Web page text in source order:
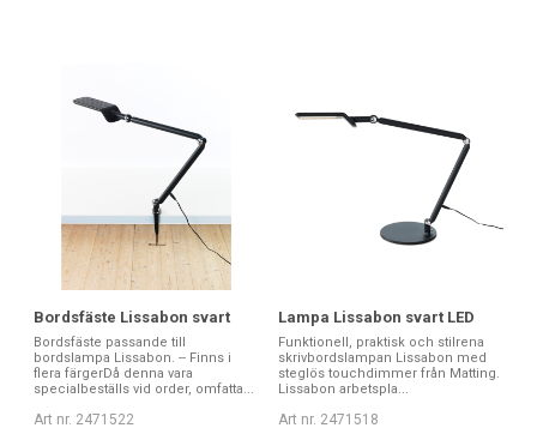
Bordsfäste Lissabon svart
Bordsfäste passande till
bordslampa Lissabon. -- Finns i
flera färgerDå denna vara
specialbeställs vid order, omfatta...
Art nr. 2471522
Lampa Lissabon svart LED
Funktionell, praktisk och stilrena
skrivbordslampan Lissabon med
steglös touchdimmer från Matting.
Lissabon arbetspla...
Art nr. 2471518